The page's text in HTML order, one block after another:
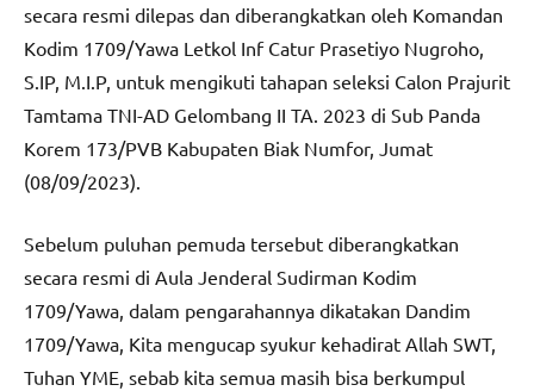
secara resmi dilepas dan diberangkatkan oleh Komandan
Kodim 1709/Yawa Letkol Inf Catur Prasetiyo Nugroho,
S.IP, M.I.P, untuk mengikuti tahapan seleksi Calon Prajurit
Tamtama TNI-AD Gelombang II TA. 2023 di Sub Panda
Korem 173/PVB Kabupaten Biak Numfor, Jumat
(08/09/2023).
Sebelum puluhan pemuda tersebut diberangkatkan
secara resmi di Aula Jenderal Sudirman Kodim
1709/Yawa, dalam pengarahannya dikatakan Dandim
1709/Yawa, Kita mengucap syukur kehadirat Allah SWT,
Tuhan YME, sebab kita semua masih bisa berkumpul